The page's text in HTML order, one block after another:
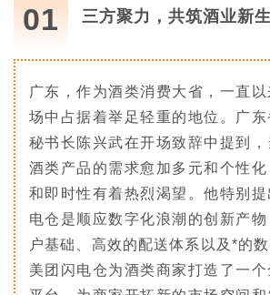
01 三方聚力，共筑酒业新
广东，作为酒类消费大省，一直
场中占据着举足轻重的地位。广
秘书长陈兴武在开场致辞中提到
酒类产品的需求愈加多元和个性
和即时性有着热烈渴望。他特别
电仓是顺应数字化浪潮的创新产物
户基础、高效的配送体系以及*的数
美团闪电仓为酒类商家打造了一